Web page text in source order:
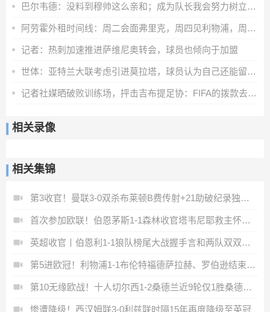
巴尔韦德：没料到穆帅这么亲和；成为队长我会努力树立正向表率
阿劳霍外租时间线：周二会面弗里克，周四见利物浦，周五晚间敲定
记者：热刺加速推进萨维尼奥转会，球员也倾向于加盟
世体：亚特兰大联考虑引进莫拉塔，球员认为自己还能留在顶级联赛
记者社媒晒破败训练场，抨击吉布提足协：FIFA的拨款去哪里了？
相关录像
相关集锦
第3收官！曼联3-0双杀布莱顿B费传射+21助破纪录独享英超助攻王
首次参加欧联！伯恩茅斯1-1森林收官塔韦尼耶救主怀特远射破门
英超收官丨伯恩利1-1狼队榜尾大战握手言和两队双双降入英冠
第5进欧冠！利物浦1-1布伦特福德萨拉赫、罗伯逊结束9年红军生涯
第10无缘欧战！十人切尔西1-2桑德兰近9轮仅1胜桑德兰第7进欧战
惨遭降级！西汉姆联3-0利兹联时隔15年再度降级至英冠